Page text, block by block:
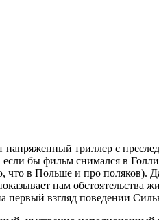
напряженный триллер с
бы фильм снимался в
что в Польше и про
нам обстоятельства
первый взгляд поведении